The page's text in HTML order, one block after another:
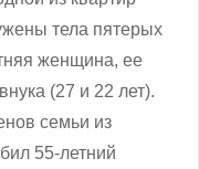
тела пятерых
женщина, ее
(27 и 22 лет).
семьи из
55-летний